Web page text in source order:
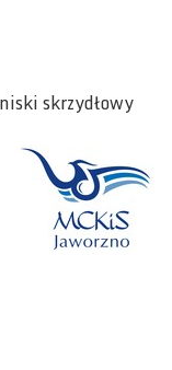
skrzydłowy